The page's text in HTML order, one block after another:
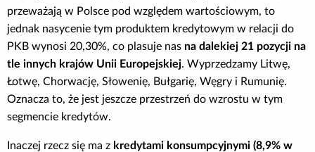
przeważają w Polsce pod względem wartościowym, to
jednak nasycenie tym produktem kredytowym w relacji do
PKB wynosi 20,30%, co plasuje nas na dalekiej 21 pozycji na
tle innych krajów Unii Europejskiej. Wyprzedzamy Litwę,
Łotwę, Chorwację, Słowenię, Bułgarię, Węgry i Rumunię.
Oznacza to, że jest jeszcze przestrzeń do wzrostu w tym
segmencie kredytów.
Inaczej rzecz się ma z kredytami konsumpcyjnymi (8,9% w